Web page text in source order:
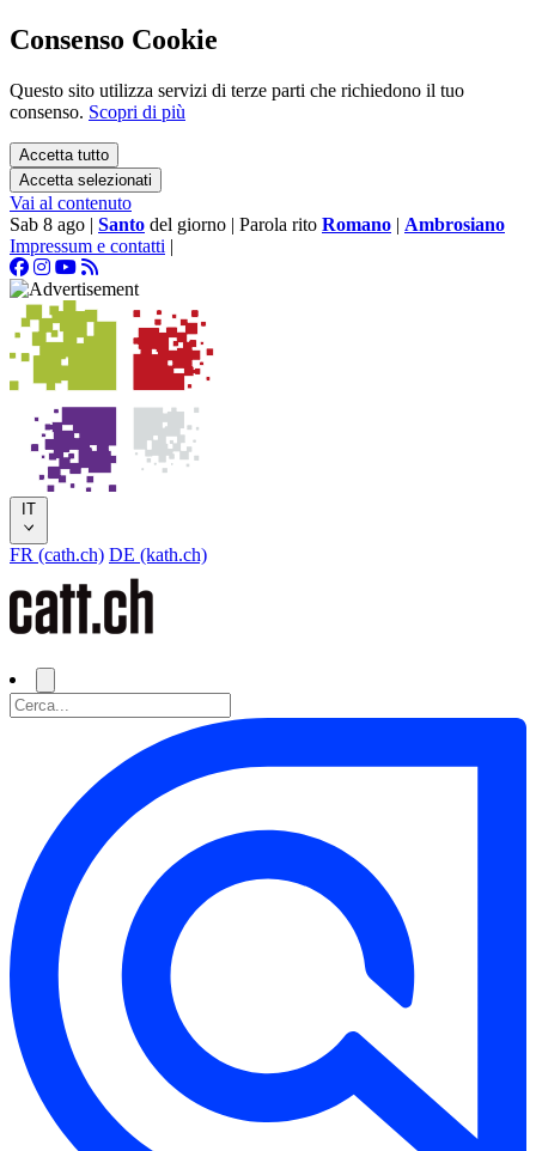
Consenso Cookie
Questo sito utilizza servizi di terze parti che richiedono il tuo
consenso. Scopri di più
Accetta tutto
Accetta selezionati
Vai al contenuto
Sab 8 ago | Santo del giorno | Parola rito Romano | Ambrosiano
Impressum e contatti |
IT
FR (cath.ch) DE (kath.ch)